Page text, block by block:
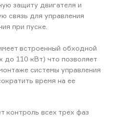
защиту двигателя и
связь для управления
при пуске.
встроенный обходной
до 110 кВт) что позволяет
системы управления
время на ее
контроль всех трех фаз